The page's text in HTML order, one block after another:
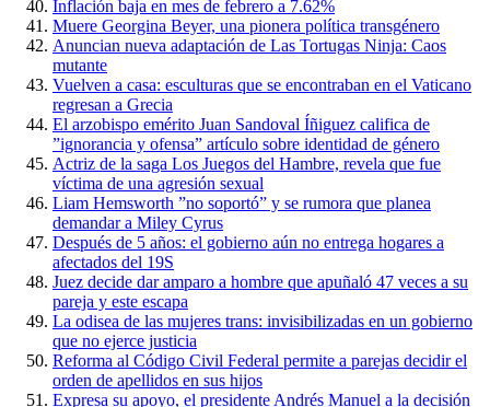
Inflación baja en mes de febrero a 7.62%
Muere Georgina Beyer, una pionera política transgénero
Anuncian nueva adaptación de Las Tortugas Ninja: Caos
mutante
Vuelven a casa: esculturas que se encontraban en el Vaticano
regresan a Grecia
El arzobispo emérito Juan Sandoval Íñiguez califica de
”ignorancia y ofensa” artículo sobre identidad de género
Actriz de la saga Los Juegos del Hambre, revela que fue
víctima de una agresión sexual
Liam Hemsworth ”no soportó” y se rumora que planea
demandar a Miley Cyrus
Después de 5 años: el gobierno aún no entrega hogares a
afectados del 19S
Juez decide dar amparo a hombre que apuñaló 47 veces a su
pareja y este escapa
La odisea de las mujeres trans: invisibilizadas en un gobierno
que no ejerce justicia
Reforma al Código Civil Federal permite a parejas decidir el
orden de apellidos en sus hijos
Expresa su apoyo, el presidente Andrés Manuel a la decisión